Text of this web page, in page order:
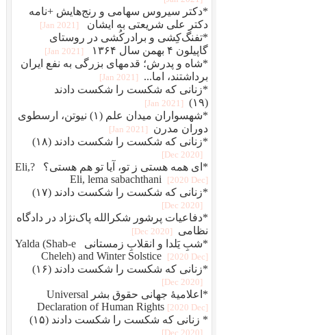
*دکتر سیروس سهامی و رنج‌هایش +نامه
دکتر علی شریعتی به ایشان
[2021 Jan]
*تفنگ‌کِشی و برادرکُشی در روستای
گاپیلون ۴ بهمن سال ۱۳۶۴
[2021 Jan]
*شاه و پدرش؛ قدمهای بزرگی به نفع ایران
برداشتند، اما...
[2021 Jan]
*زنانی که شکست را شکست دادند
(۱۹)
[2021 Jan]
*شهسواران میدان علم (۱) نیوتن، ارسطوی
دوران مدرن
[2021 Jan]
*زنانی که شکست را شکست دادند (۱۸)
[2020 Dec]
*ای همه هستی ز تو، آیا تو هم هستی؟ ?Eli,
Eli, lema sabachthani
[2020 Dec]
*زنانی که شکست را شکست دادند (۱۷)
[2020 Dec]
*دفاعيات پرشور شکرالله پاک‌نژاد در دادگاه
نظامی
[2020 Dec]
*شبِ یَلدا و انقلابِ زمستانی Yalda (Shab-e
Cheleh) and Winter Solstice
[2020 Dec]
*زنانی که شکست را شکست دادند (۱۶)
[2020 Dec]
*اعلامیهٔ جهانی حقوق بشر Universal
Declaration of Human Rights [2020 Dec]
* زنانی که شکست را شکست دادند (۱۵)
[2020 Dec]